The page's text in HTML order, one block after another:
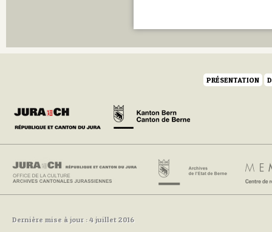
PRÉSENTATION
Dernière mise à jour : 4 juillet 2016